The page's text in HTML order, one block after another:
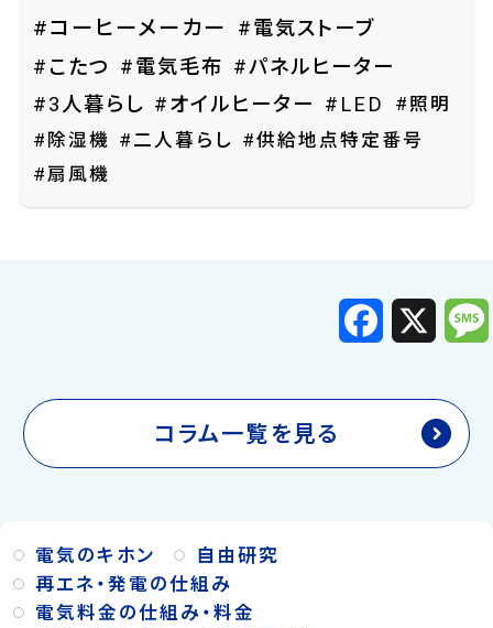
#コーヒーメーカー
#電気ストーブ
#こたつ
#電気毛布 #パネルヒーター
#3人暮らし #オイルヒーター #LED
#照明
#除湿機 #二人暮らし #供給地点特定番号
#扇風機
F
c
o
X
コラム一覧を見る
電気のキホン
自由研究
再エネ・発電の仕組み
電気料金の仕組み・料金